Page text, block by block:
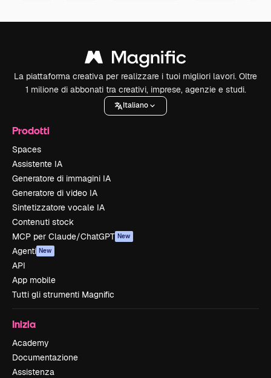
La piattaforma creativa per realizzare i tuoi migliori lavori. Oltre
1 milione di abbonati tra creativi, imprese, agenzie e studi.
Italiano
Prodotti
Spaces
Assistente IA
Generatore di immagini IA
Generatore di video IA
Sintetizzatore vocale IA
Contenuti stock
MCP per Claude/ChatGPT New
Agenti New
API
App mobile
Tutti gli strumenti Magnific
Inizia
Academy
Documentazione
Assistenza